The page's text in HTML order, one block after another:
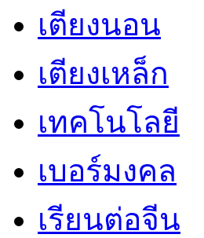
เตียงนอน
เตียงเหล็ก
เทคโนโลยี
เบอร์มงคล
เรียนต่อจีน